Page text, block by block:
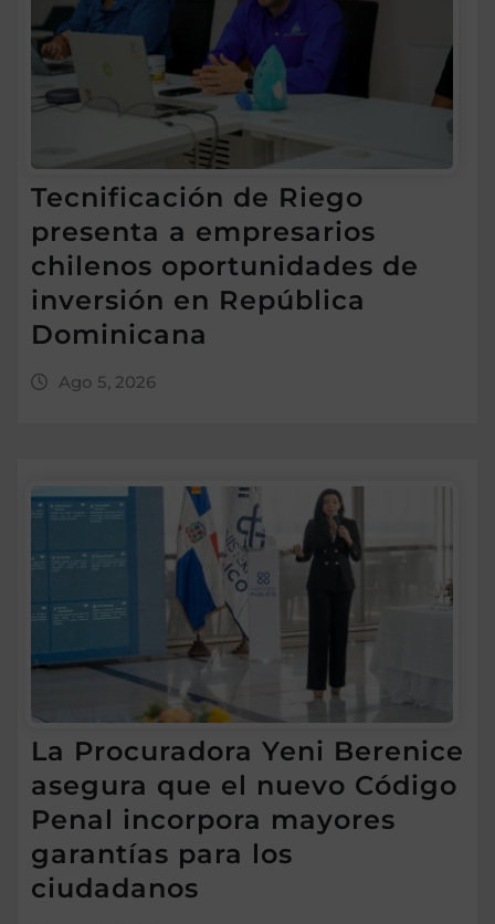
Tecnificación de Riego
presenta a empresarios
chilenos oportunidades de
inversión en República
Dominicana
Ago 5, 2026
La Procuradora Yeni Berenice
asegura que el nuevo Código
Penal incorpora mayores
garantías para los
ciudadanos